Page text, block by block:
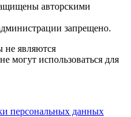
авторскими
запрещено.
не являются
могут использоваться для
персональных данных